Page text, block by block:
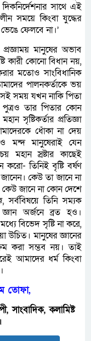
সাথে এই
সময়ে কিংবা যুদ্ধের
ফেলবে না।’
মানুষের অভাব
কারী কোনো বিধান নয়,
মতোও সাংবিধানিক
পালনকর্তাকে ভয়
সময় যখন নাকি পিতা
তার পিতার কোন
সৃষ্টিকর্তার প্রতিজ্ঞা
ধোঁকা না দেয়
মন্দ মানুষেরাই যেন
মহান স্রষ্টার কাছেই
তিনিই বৃষ্টি বর্ষণ
কেউ তা জানে না
জানে না কোন দেশে
সর্ববিষয়ে তিনি সম্যক
জ্ঞান অর্জনে ব্রত হও।
বিভেদ সৃষ্টি না করে,
উচিত। মানুষের জ্ঞানের
করা সম্ভব নয়। তাই
আমাদের ধর্ম কিংবা
তোফা,
সাংবাদিক, কলামিষ্ট